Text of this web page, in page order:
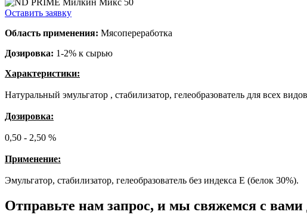
Оставить заявку
Область применения: Мясопереработка
Дозировка: 1-2% к сырью
Характеристики:
Натуральный эмульгатор , стабилизатор, гелеобразователь для всех
Дозировка:
0,50 - 2,50 %
Применение:
Эмульгатор, стабилизатор, гелеобразователь без индекса Е (белок 30%).
Отправьте нам запрос, и мы свяжемся с вами